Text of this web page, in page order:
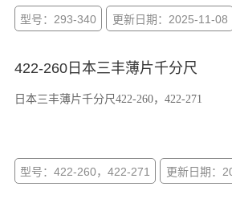
型号：293-340 更新日期：2025-11-08
422-260日本三丰薄片千分尺
日本三丰薄片千分尺422-260，422-271
型号：422-260，422-271 更新日期：